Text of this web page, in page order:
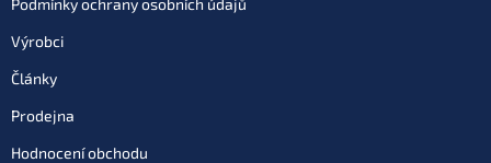
Výrobci
Články
Prodejna
Hodnocení obchodu